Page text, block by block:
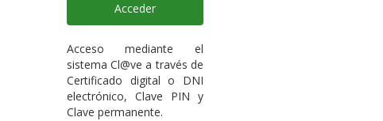
Acceder
Acceso mediante el
sistema Cl@ve a través de
Certificado digital o DNI
electrónico, Clave PIN y
Clave permanente.